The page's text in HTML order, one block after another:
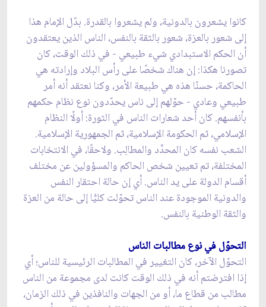
كانوا يشعرون بالدونية، ولم يشعروا بالقدرة. بدّل الإمام هذا
إلى شعور بالعزة، شعور بالثقة بالنفس، الناس الذين يعتقدون
أن الحكم الاستبدادي شيء طبيعي - في ذلك الوقت، كان
تصورنا هكذا: إن هناك شخصًا على رأس البلاد وإرادته هي
الحاكمة، حسنًا هذه هي طبيعة الأمر، وكنا نعتقد أنه أمر
طبيعي وعادي - حوّلهم إلى ناس يحدّدون نوع نظام حكمهم
بأنفسهم. كان أحد شعارات الناس في الثورة: أولًا النظام
الإسلامي، ثم الحكومة الإسلامية، ثم الجمهورية الإسلامية.
الشعب نفسه كان المحدِّد والمطالِب. ولاحقًا، في الانتخابات
المختلفة، تم تعيين شخص الحاكم والمسؤولين عن مختلف
أقسام الدولة على يد الناس. أي إن حالة احتقار النفس
والدونية الموجودة عند الناس تحوّلت كليًّا إلى حالة من العزة
والثقة الوطنية بالنفس.
التحوّل في نوع مطالبات الناس
التحوّل الآخر، كان التغيير في المطالبات الرئيسية للناس؛ أي
إذا افترضتم أنه في ذلك الوقت كانت لدى مجموعة من الناس
مطالب من قطاع ما، أو من الجهات والنافذين في ذلك الزمان،